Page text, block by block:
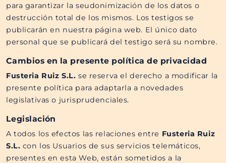
para garantizar la seudonimización de los datos o
destrucción total de los mismos. Los testigos se
publicarán en nuestra página web. El único dato
personal que se publicará del testigo será su nombre.
Cambios en la presente política de privacidad
Fusteria Ruiz S.L. se reserva el derecho a modificar la
presente política para adaptarla a novedades
legislativas o jurisprudenciales.
Legislación
A todos los efectos las relaciones entre Fusteria Ruiz
S.L. con los Usuarios de sus servicios telemáticos,
presentes en esta Web, están sometidos a la